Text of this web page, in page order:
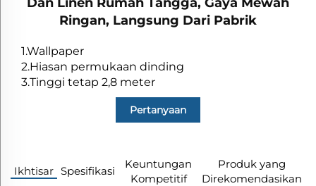
Ringan, Langsung Dari Pabrik
1.Wallpaper
2.Hiasan permukaan dinding
3.Tinggi tetap 2,8 meter
Pertanyaan
Ikhtisar Spesifikasi​
Keuntungan
Kompetitif
Produk yang
Direkomendasikan